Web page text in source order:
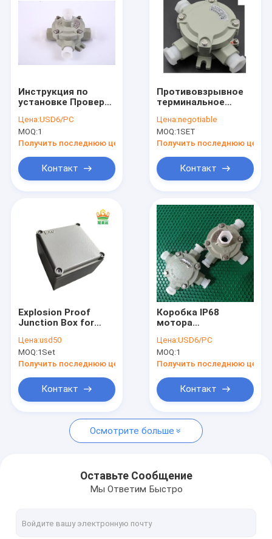
Продукты
Ролики
О нас
Новости
Взрывозащищенные света залива СИД высокие
Инструкция по
установке Проверка
взрывозащитным
соединительным
ящиком
Цена:USD6/PC
MOQ:1
Получить последнюю цену
Контакт
Противовзрывное
терминальное
устройство AH
Модель Входное
напряжение 380
меньше 20 А CNEX
cert кабель
Цена:negotiable
MOQ:1SET
Получить последнюю цену
Контакт
Explosion Proof
Junction Box for
and Secure Electrical
Connections
Цена:usd50
MOQ:1Set
Получить последнюю цену
Контакт
Коробка IP68
мотора
терминальная
привязывает
связывать
Цена:USD6/PC
MOQ:1
Получить последнюю цену
Контакт
Осмотрите больше
Оставьте Сообщение
Мы Ответим Быстро